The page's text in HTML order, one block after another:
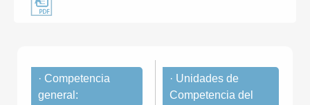
· Competencia
general:
· Unidades de
Competencia del